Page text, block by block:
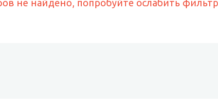
не найдено, попробуйте ослабить